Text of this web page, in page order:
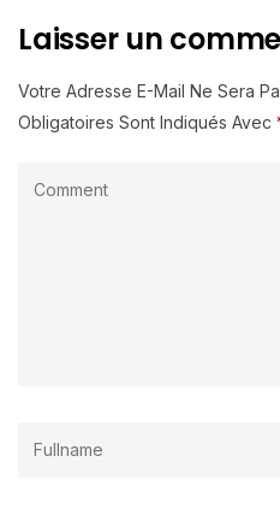
Laisser un
Votre Adresse E-Mail Ne Sera
Obligatoires Sont Indiqués Avec